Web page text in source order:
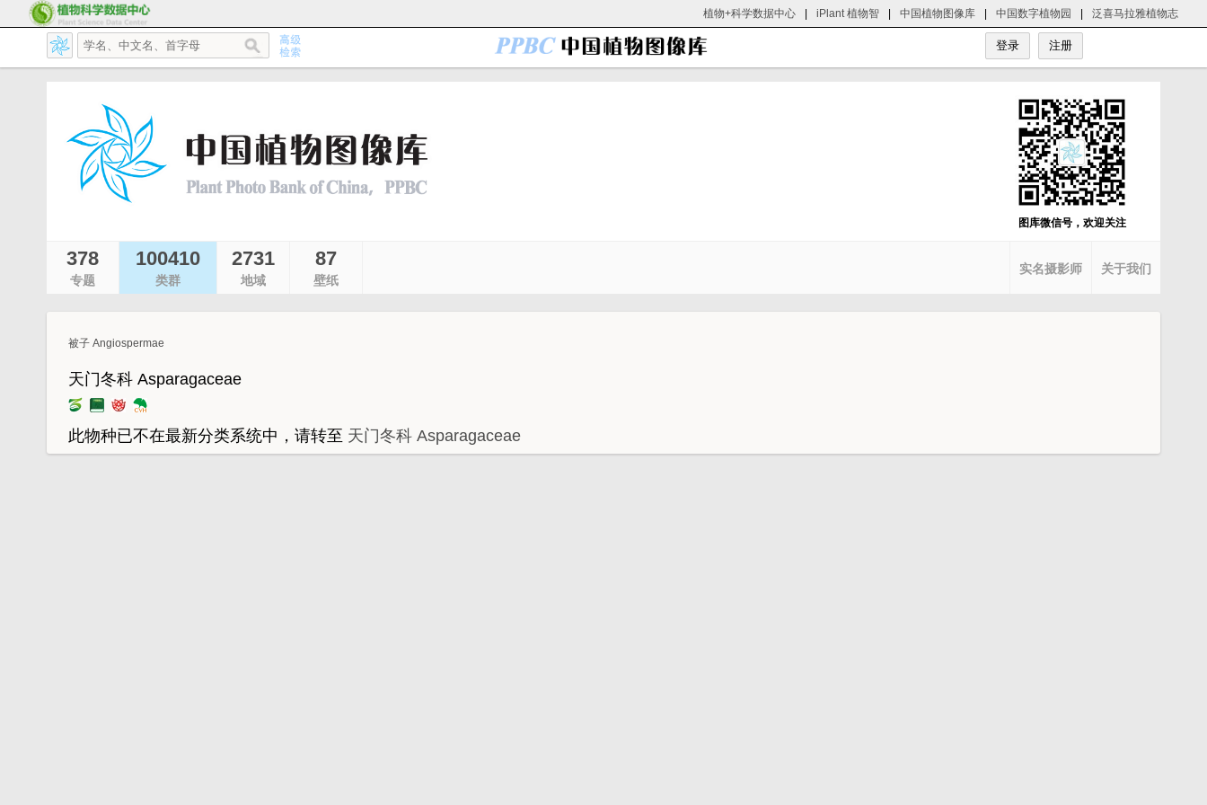
植物+科学数据中心 iPlant 植物智 中国植物图像库 中国数字植物园 泛喜马拉雅植物志
图库微信号，欢迎关注
378
专题
100410
类群
2731
地域
87
壁纸
关于我们
实名摄影师
被子 Angiospermae
天门冬科 Asparagaceae
此物种已不在最新分类系统中，请转至 天门冬科 Asparagaceae